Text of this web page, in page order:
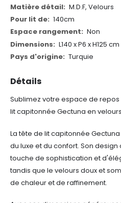
Détails
Sublimez votre espace de
lit capitonnée Gectuna en
La tête de lit capitonnée
du luxe et du confort. Son
touche de sophistication et
tandis que le velours doux et
de chaleur et de raffinement.
M.D.F, Velours
140cm
Non
L140 x P6 x H125 cm
Turquie